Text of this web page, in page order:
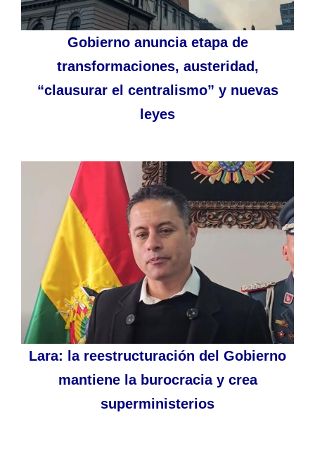
Gobierno anuncia etapa de
transformaciones, austeridad,
“clausurar el centralismo” y nuevas
leyes
Lara: la reestructuración del Gobierno
mantiene la burocracia y crea
superministerios